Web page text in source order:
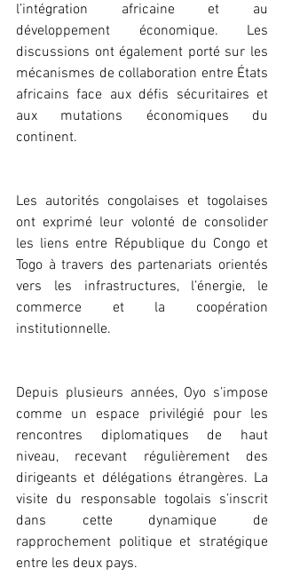
l’intégration africaine et au
développement économique. Les
discussions ont également porté sur les
mécanismes de collaboration entre États
africains face aux défis sécuritaires et
aux mutations économiques du
continent.
Les autorités congolaises et togolaises
ont exprimé leur volonté de consolider
les liens entre République du Congo et
Togo à travers des partenariats orientés
vers les infrastructures, l’énergie, le
commerce et la coopération
institutionnelle.
Depuis plusieurs années, Oyo s’impose
comme un espace privilégié pour les
rencontres diplomatiques de haut
niveau, recevant régulièrement des
dirigeants et délégations étrangères. La
visite du responsable togolais s’inscrit
dans cette dynamique de
rapprochement politique et stratégique
entre les deux pays.